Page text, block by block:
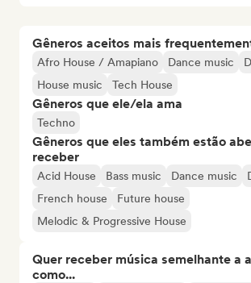
Gêneros aceitos mais
Afro House / Amapiano Dance music
House music
Tech House
Gêneros que ele/ela ama
Techno
Gêneros que eles também estão
receber
Acid House Bass music Dance music
French house
Future house
Melodic & Progressive House
Quer receber música semelhante a
como...